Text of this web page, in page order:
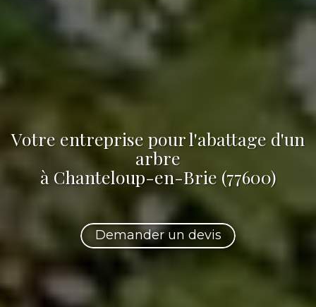
Votre entreprise pour l'abattage d'un
arbre
à Chanteloup-en-Brie (77600)
Demander un devis